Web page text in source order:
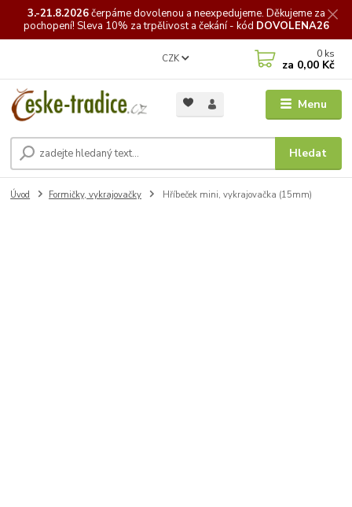
3.-21.8.2026čerpámedovolenou a neexpedujeme. Děkujeme za
pochopení! Sleva 10% za trpělivost a čekání - kód DOVOLENA26
Menu
CZK
Hledat
0 ks
za 0,00 Kč
Úvod Formičky, vykrajovačky Hříbeček mini, vykrajovačka (15mm)